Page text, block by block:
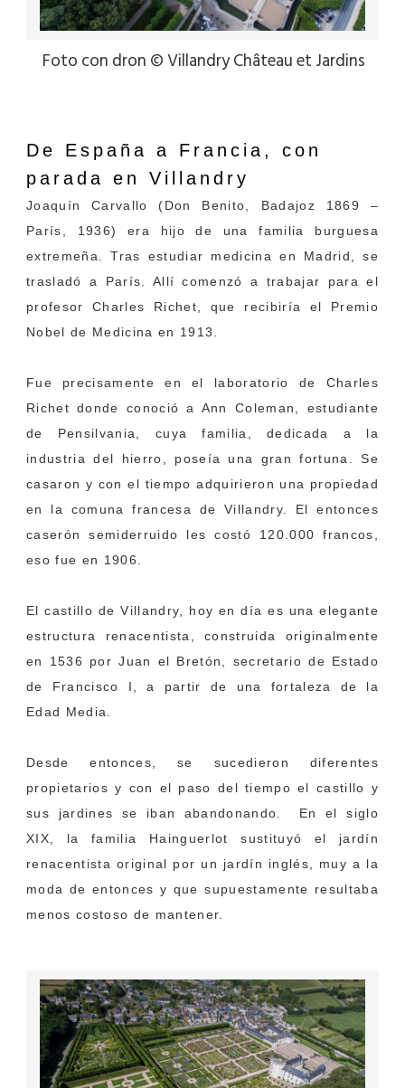
Foto con dron © Villandry Château et Jardins
De España a Francia, con
parada en Villandry
Joaquín Carvallo (Don Benito, Badajoz 1869 –
París, 1936) era hijo de una familia burguesa
extremeña. Tras estudiar medicina en Madrid, se
trasladó a París. Allí comenzó a trabajar para el
profesor Charles Richet, que recibiría el Premio
Nobel de Medicina en 1913.
Fue precisamente en el laboratorio de Charles
Richet donde conoció a Ann Coleman, estudiante
de Pensilvania, cuya familia, dedicada a la
industria del hierro, poseía una gran fortuna. Se
casaron y con el tiempo adquirieron una propiedad
en la comuna francesa de Villandry. El entonces
caserón semiderruido les costó 120.000 francos,
eso fue en 1906.
El castillo de Villandry, hoy en día es una elegante
estructura renacentista, construida originalmente
en 1536 por Juan el Bretón, secretario de Estado
de Francisco I, a partir de una fortaleza de la
Edad Media.
Desde entonces, se sucedieron diferentes
propietarios y con el paso del tiempo el castillo y
sus jardines se iban abandonando. En el siglo
XIX, la familia Hainguerlot sustituyó el jardín
renacentista original por un jardín inglés, muy a la
moda de entonces y que supuestamente resultaba
menos costoso de mantener.